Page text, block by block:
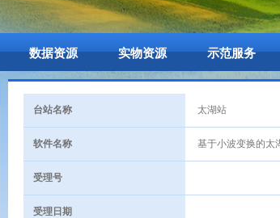
数据资源 实物资源 示范服务
台站名称 太湖站
软件名称 基于小波变换的太
受理号
受理日期